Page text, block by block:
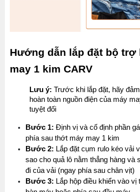
Hướng dẫn lắp đặt bộ trợ
may 1 kim CARV
Lưu ý: Trước khi lắp đặt, hãy
hoàn toàn nguồn điện của máy
tuyệt đối
Bước 1: Định vị và cố định phần
phía sau thớt máy may 1 kim
Bước 2: Lắp đặt cụm rulo kéo vải
sao cho quả lô nằm thẳng hàng và
đi của vải (ngay phía sau chân vịt)
Bước 3: Lắp hộp điều khiển vào